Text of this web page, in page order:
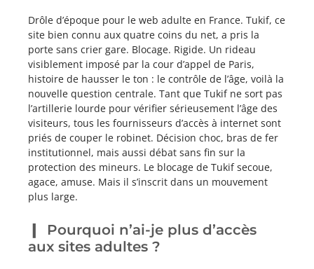
Drôle d’époque pour le web adulte en France. Tukif, ce
site bien connu aux quatre coins du net, a pris la
porte sans crier gare. Blocage. Rigide. Un rideau
visiblement imposé par la cour d’appel de Paris,
histoire de hausser le ton : le contrôle de l’âge, voilà la
nouvelle question centrale. Tant que Tukif ne sort pas
l’artillerie lourde pour vérifier sérieusement l’âge des
visiteurs, tous les fournisseurs d’accès à internet sont
priés de couper le robinet. Décision choc, bras de fer
institutionnel, mais aussi débat sans fin sur la
protection des mineurs. Le blocage de Tukif secoue,
agace, amuse. Mais il s’inscrit dans un mouvement
plus large.
Pourquoi n’ai-je plus d’accès
aux sites adultes ?